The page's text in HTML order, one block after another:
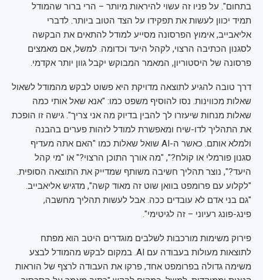
בתחום". על פניו זה עשוי להיראות מיותר – הרי ברור שהמודל
תמיד יכוון לעשות את תפקידו על הצד הטוב ביותר. לדברי
אליאבייב, אימוץ הפרסונה מסייע למודל להתאים את הבקשה
לסגנון הכתיבה הרצוי, לקהל היעד וכדומה. למשל, אם מאמצים
פרסונה של היסטוריון, המאמר המבוקש יקבל גוון יותר אקדמי.
דרך טובה להגיע לתוצאה מדויקת היא פשוט לבקש מהמודל לשאול
שאלות מכווינות. נסו להוסיף משפט כמו: "אנא שאל אותי כמה
שאלות מנחות שיעזרו לך להבין בדיוק מה אני צריך". גישה זו הופכת
את התהליך לדו-שיח ומאפשרת למודל לזהות פערים בהבנה
ולמלא אותם. כאשר ה-AI שואל שאלות כמו "האם אתה מעדיף
סגנון פורמלי או קולח?", "מה אורך התוכן הרצוי?" או "מי קהל
היעד?", נוצר תהליך חשיבה משותף שמדייק את התוצאה הסופית.
"לקלוע עם פרומפט בוואן שוט זה מאוד קשה", מדגיש אליאבייב.
"גם בני אדם לא עובדים ככה. אבל לעשות תהליך מחשבה,
פינג-פונג רעיוני – זה לגיטימי".
פירוק משימות מורכבות לשלבים מוגדרים היטב הוא מפתח
לתוצאות מעולות בעבודה עם AI. במקום לבקש מהמודל לבצע
משימה גדולה בפרומפט אחד, פרקו את העבודה לרצף של הוראות